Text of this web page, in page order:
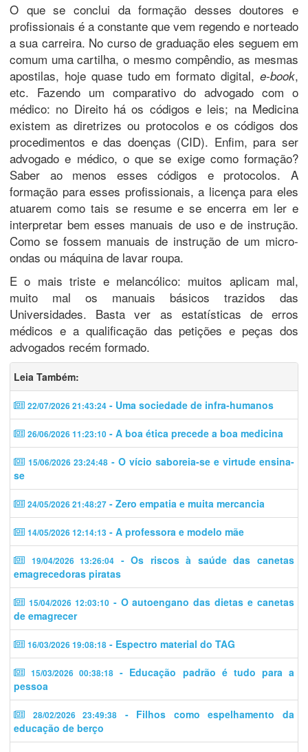
O que se conclui da formação desses doutores e
profissionais é a constante que vem regendo e norteado
a sua carreira. No curso de graduação eles seguem em
comum uma cartilha, o mesmo compêndio, as mesmas
apostilas, hoje quase tudo em formato digital, e-book,
etc. Fazendo um comparativo do advogado com o
médico: no Direito há os códigos e leis; na Medicina
existem as diretrizes ou protocolos e os códigos dos
procedimentos e das doenças (CID). Enfim, para ser
advogado e médico, o que se exige como formação?
Saber ao menos esses códigos e protocolos. A
formação para esses profissionais, a licença para eles
atuarem como tais se resume e se encerra em ler e
interpretar bem esses manuais de uso e de instrução.
Como se fossem manuais de instrução de um micro-
ondas ou máquina de lavar roupa.
E o mais triste e melancólico: muitos aplicam mal,
muito mal os manuais básicos trazidos das
Universidades. Basta ver as estatísticas de erros
médicos e a qualificação das petições e peças dos
advogados recém formado.
Leia Também:
22/07/2026 21:43:24 - Uma sociedade de infra-humanos
26/06/2026 11:23:10 - A boa ética precede a boa medicina
15/06/2026 23:24:48 - O vício saboreia-se e virtude ensina-
se
24/05/2026 21:48:27 - Zero empatia e muita mercancia
14/05/2026 12:14:13 - A professora e modelo mãe
19/04/2026 13:26:04 - Os riscos à saúde das canetas
emagrecedoras piratas
15/04/2026 12:03:10- O autoengano das dietas e canetas
de emagrecer
16/03/2026 19:08:18 - Espectro material do TAG
15/03/2026 00:38:18 - Educação padrão é tudo para a
pessoa
28/02/2026 23:49:38 - Filhos como espelhamento da
educação de berço